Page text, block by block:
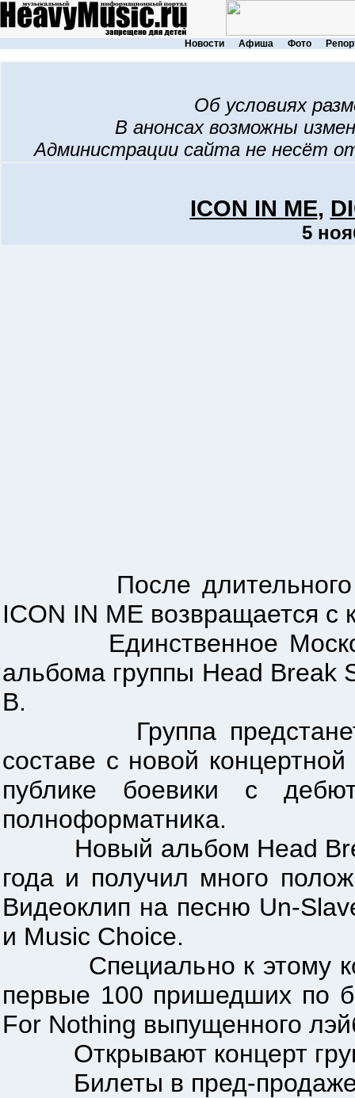
Новости Афиша Фото
Об условиях
В анонсах возможны
Администрации сайта не несёт
ICON IN ME,
5
После длительного
ICON IN ME возвращается с
Единственное
альбома группы Head Break
B.
Группа предстанет
составе с новой
публике боевики с
полноформатника.
Новый альбом Head
года и получил много
Видеоклип на песню Un-
и Music Choice.
Специально к этому
первые 100 пришедших по
For Nothing выпущенного
Открывают концерт
Билеты в пред-продаже